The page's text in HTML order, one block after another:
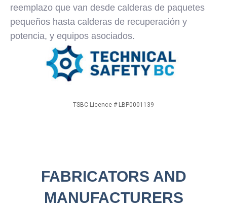
TSBC Licence # LBP0001139
reemplazo que van desde calderas de paquetes
pequeños hasta calderas de recuperación y
potencia, y equipos asociados.
FABRICATORS AND
MANUFACTURERS